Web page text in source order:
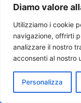
Diamo valore
Utilizziamo i cookie
navigazione, offrirti
analizzare il nostro
acconsenti al nostro
Personalizza